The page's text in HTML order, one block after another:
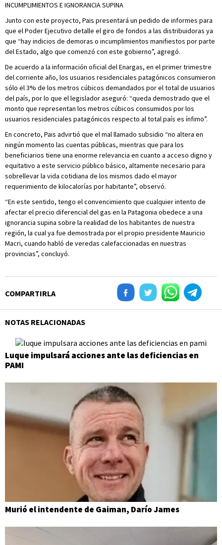
INCUMPLIMIENTOS E IGNORANCIA SUPINA
Junto con este proyecto, Pais presentará un pedido de informes para
que el Poder Ejecutivo detalle el giro de fondos a las distribuidoras ya
que “hay indicios de demoras o incumplimientos manifiestos por parte
del Estado, algo que comenzó con este gobierno”, agregó.
De acuerdo a la información oficial del Enargas, en el primer trimestre
del corriente año, los usuarios residenciales patagónicos consumieron
sólo el 3% de los metros cúbicos demandados por el total de usuarios
del país, por lo que el legislador aseguró: “queda demostrado que el
monto que representan los metros cúbicos consumidos por los
usuarios residenciales patagónicos respecto al total país es ínfimo”.
En concreto, Pais advirtió que el mal llamado subsidio “no altera en
ningún momento las cuentas públicas, mientras que para los
beneficiarios tiene una enorme relevancia en cuanto a acceso digno y
equitativo a este servicio público básico, altamente necesario para
sobrellevar la vida cotidiana de los mismos dado el mayor
requerimiento de kilocalorías por habitante”, observó.
“En este sentido, tengo el convencimiento que cualquier intento de
afectar el precio diferencial del gas en la Patagonia obedece a una
ignorancia supina sobre la realidad de los habitantes de nuestra
región, la cual ya fue demostrada por el propio presidente Mauricio
Macri, cuando habló de veredas calefaccionadas en nuestras
provincias”, concluyó.
COMPARTIRLA
NOTAS RELACIONADAS
Luque impulsará acciones ante las deficiencias en
PAMI
Murió el intendente de Gaiman, Darío James